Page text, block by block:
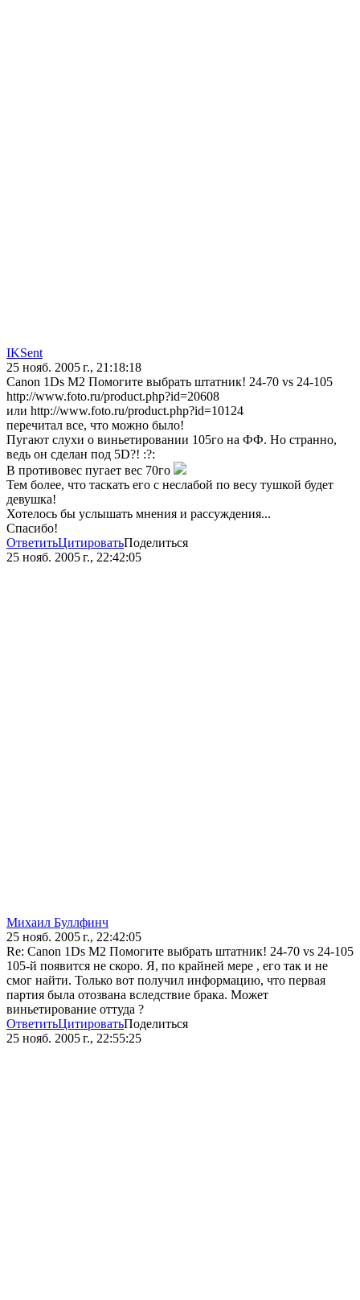
IKSent
25 нояб. 2005 г., 21:18:18
Canon 1Ds M2 Помогите выбрать штатник! 24-70 vs 24-105
http://www.foto.ru/product.php?id=20608
или http://www.foto.ru/product.php?id=10124
перечитал все, что можно было!
Пугают слухи о виньетировании 105го на ФФ. Но странно,
ведь он сделан под 5D?! :?:
В противовес пугает вес 70го
Тем более, что таскать его с неслабой по весу тушкой будет
девушка!
Хотелось бы услышать мнения и рассуждения...
Спасибо!
ОтветитьЦитироватьПоделиться
25 нояб. 2005 г., 22:42:05
Михаил Буллфинч
25 нояб. 2005 г., 22:42:05
Re: Canon 1Ds M2 Помогите выбрать штатник! 24-70 vs 24-105
105-й появится не скоро. Я, по крайней мере , его так и не
смог найти. Только вот получил информацию, что первая
партия была отозвана вследствие брака. Может
виньетирование оттуда ?
ОтветитьЦитироватьПоделиться
25 нояб. 2005 г., 22:55:25